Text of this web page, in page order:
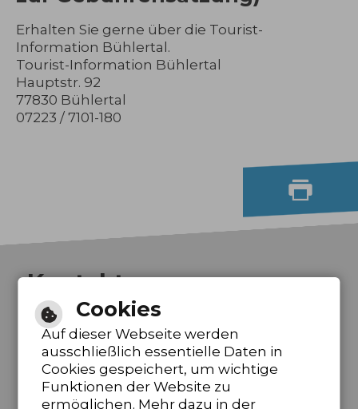
Erhalten Sie gerne über die Tourist-
Information Bühlertal.
Tourist-Information Bühlertal
Hauptstr. 92
77830 Bühlertal
07223 / 7101-180
Kontakt
Gemeinde Bühlertal
Freibad Bühlot-Bad
Hauptstr. 90, 77830 Bühlertal
Tel.: 07223 / 7101 - 310
E-Mail schreiben
Cookies
Auf dieser Webseite werden
ausschließlich essentielle Daten in
Cookies gespeichert, um wichtige
Funktionen der Website zu
ermöglichen. Mehr dazu in der